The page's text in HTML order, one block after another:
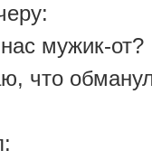
мужик-от?
что